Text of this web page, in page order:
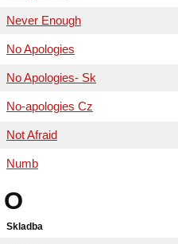
Never Enough
No Apologies
No Apologies- Sk
No-apologies Cz
Not Afraid
Numb
O
Skladba